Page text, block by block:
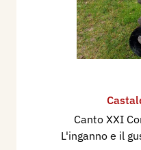
Canto XXI
L'inganno e il